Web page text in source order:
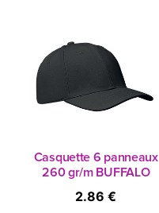
Casquette 6 panneaux
260 gr/m BUFFALO
2.86 €